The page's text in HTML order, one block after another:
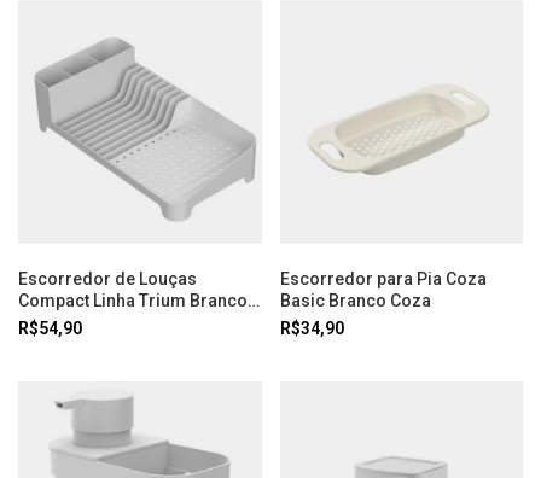
Escorredor de Louças
Compact Linha Trium Branco
Ou
R$54,90
Escorredor para Pia Coza
Basic Branco Coza
R$34,90